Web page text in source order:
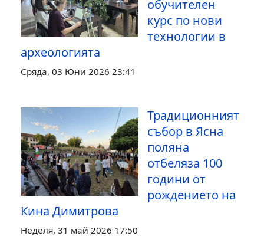
обучителен
курс по нови
технологии в
археологията
Сряда, 03 Юни 2026 23:41
Традиционният
събор в Ясна
поляна
отбеляза 100
години от
рождението на
Кина Димитрова
Неделя, 31 май 2026 17:50